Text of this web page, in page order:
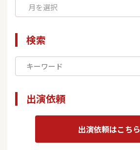
検索
出演依頼
出演依頼はこちら